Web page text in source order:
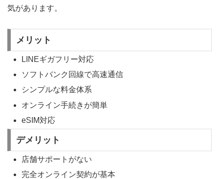
気があります。
メリット
LINEギガフリー対応
ソフトバンク回線で高速通信
シンプルな料金体系
オンライン手続きが簡単
eSIM対応
デメリット
店舗サポートがない
完全オンライン契約が基本